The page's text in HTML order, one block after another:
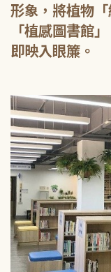
形象，將植物
「植感圖書館
即映入眼簾。